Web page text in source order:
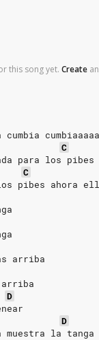
this song yet. Create
C
para los
C
pibes ahora
arriba
D
D
muestra la